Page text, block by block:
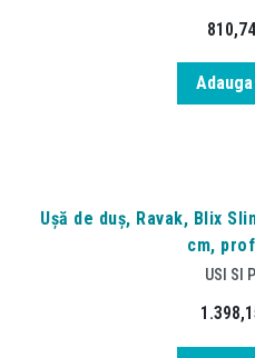
810,74
Ușă de duș, Ravak, Blix
cm,
USI SI